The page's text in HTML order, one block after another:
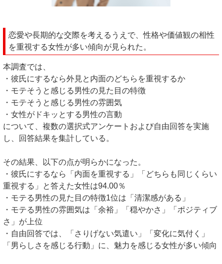
恋愛や長期的な交際を考えるうえで、性格や価値観の相性
を重視する女性が多い傾向が見られた。
本調査では、
・彼氏にするなら外見と内面のどちらを重視するか
・モテそうと感じる男性の見た目の特徴
・モテそうと感じる男性の雰囲気
・女性がドキッとする男性の言動
について、複数の選択式アンケートおよび自由回答を実施
し、回答結果を集計している。
その結果、以下の点が明らかになった。
・彼氏にするなら「内面を重視する」「どちらも同じくらい
重視する」と答えた女性は94.00％
・モテる男性の見た目の特徴1位は「清潔感がある」
・モテる男性の雰囲気は「余裕」「穏やかさ」「ポジティブ
さ」が上位
・自由回答では、「さりげない気遣い」「変化に気付く」
「男らしさを感じる行動」に、魅力を感じる女性が多い傾向